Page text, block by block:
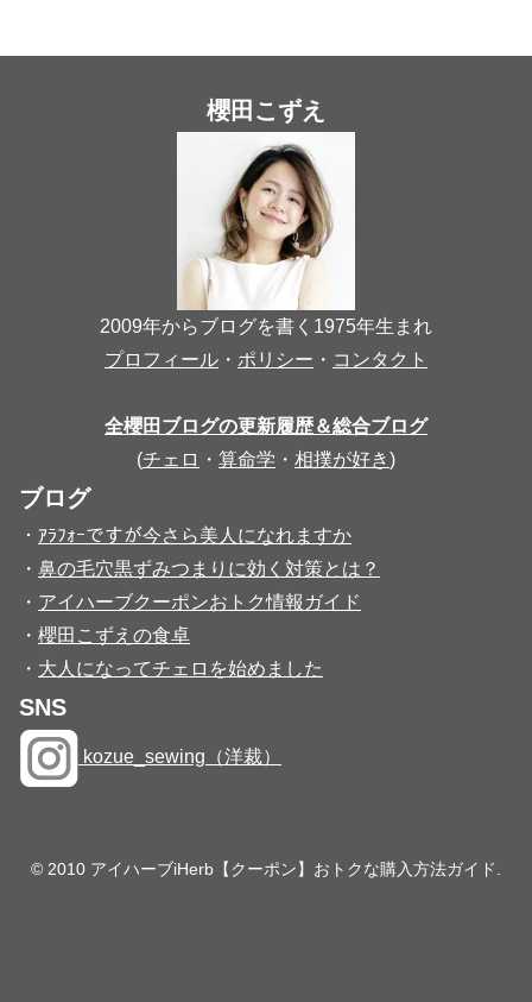
櫻田こずえ
2009年からブログを書く1975年生まれ
プロフィール ・ ポリシー ・ コンタクト
全櫻田ブログの更新履歴＆総合ブログ
(チェロ ・ 算命学 ・ 相撲が好き)
ブログ
・ ｱﾗﾌｫｰですが今さら美人になれますか
・ 鼻の毛穴黒ずみつまりに効く対策とは？
・ アイハーブクーポンおトク情報ガイド
・ 櫻田こずえの食卓
・ 大人になってチェロを始めました
SNS
kozue_sewing（洋裁）
© 2010 アイハーブiHerb【クーポン】おトクな購入方法ガイド.